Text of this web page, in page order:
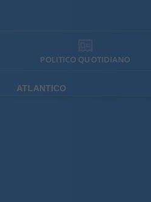
POLITICO QUOTIDIANO
ATLANTICO